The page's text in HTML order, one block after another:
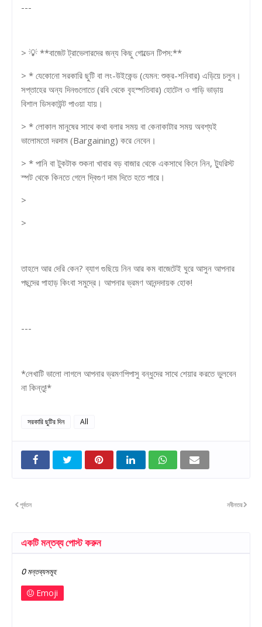
---
> 💡 **বাজেট ট্রাভেলারদের জন্য কিছু গোল্ডেন টিপস:**
> * যেকোনো সরকারি ছুটি বা লং-উইকেন্ড (যেমন: শুক্র-শনিবার) এড়িয়ে চলুন।
সপ্তাহের অন্য দিনগুলোতে (রবি থেকে বৃহস্পতিবার) হোটেল ও গাড়ি ভাড়ায়
বিশাল ডিসকাউন্ট পাওয়া যায়।
> * লোকাল মানুষের সাথে কথা বলার সময় বা কেনাকাটার সময় অবশ্যই
ভালোমতো দরদাম (Bargaining) করে নেবেন।
> * পানি বা টুকটাক শুকনা খাবার বড় বাজার থেকে একসাথে কিনে নিন, ট্যুরিস্ট
স্পট থেকে কিনতে গেলে দ্বিগুণ দাম দিতে হতে পারে।
>
>
তাহলে আর দেরি কেন? ব্যাগ গুছিয়ে নিন আর কম বাজেটেই ঘুরে আসুন আপনার
পছন্দের পাহাড় কিংবা সমুদ্রে। আপনার ভ্রমণ আনন্দদায়ক হোক!
---
*লেখাটি ভালো লাগলে আপনার ভ্রমণপিপাসু বন্ধুদের সাথে শেয়ার করতে ভুলবেন
না কিন্তু!*
সরকারি ছুটির দিন All
নবীনতর
পূর্বতন
একটি মন্তব্য পোস্ট করুন
0 মন্তব্যসমূহ
Emoji